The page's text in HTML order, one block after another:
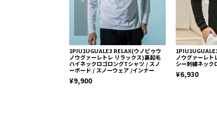
1PIU1UGUALE3 RELAX(ウノピゥウ
ノウグァーレトレ リラックス)裏起毛
ハイネックロゴロングTシャツ / スノ
ーボード / スノーウェア /インナー
¥9,900
ノウグァーレト
シー刺繍ネック
¥6,930